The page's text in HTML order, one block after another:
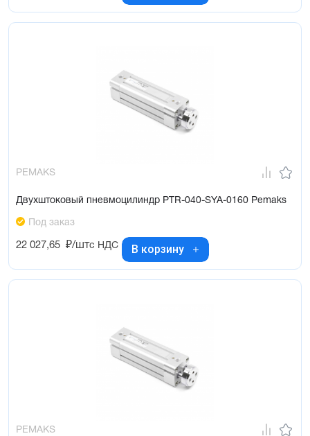
PEMAKS
Двухштоковый пневмоцилиндр PTR-040-SYA-0160 Pemaks
Под заказ
22 027,65 ₽/штс НДС В корзину
PEMAKS